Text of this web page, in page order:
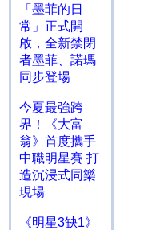
「墨菲的日
常」正式開
啟，全新禁閉
者墨菲、諾瑪
同步登場
今夏最強跨
界！《大富
翁》首度攜手
中職明星賽 打
造沉浸式同樂
現場
《明星3缺1》